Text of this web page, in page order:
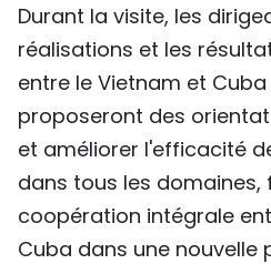
Durant la visite, les
réalisations et les
entre le Vietnam et
proposeront des
et améliorer l'efficacité
dans tous les domaines,
coopération intégrale
Cuba dans une nouvelle